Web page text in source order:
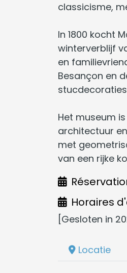
classicisme,
In 1800 kocht
winterverblijf
en
Besançon en
Het museum
architectuur
met
van een rijke
Horaires
[Gesloten in
Locatie